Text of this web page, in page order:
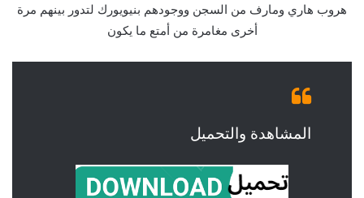
هروب هاري ومارف من السجن ووجودهم بنيويورك لتدور بينهم مرة
أخرى مغامرة من أمتع ما يكون
المشاهدة والتحميل